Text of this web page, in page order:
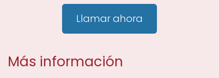
Llamar ahora
Más información